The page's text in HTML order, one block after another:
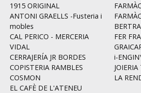
1915 ORIGINAL
ANTONI GRAELLS -Fusteria i
mobles
CAL PERICO - MERCERIA
VIDAL
CERRAJERÍA JR BORDES
COPISTERIA RAMBLES
COSMON
EL CAFÈ DE L'ATENEU
FER
i-
JOIERIA
LA